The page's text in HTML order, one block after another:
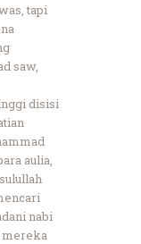
tapi
saw,
disisi
aulia,
nabi
mereka